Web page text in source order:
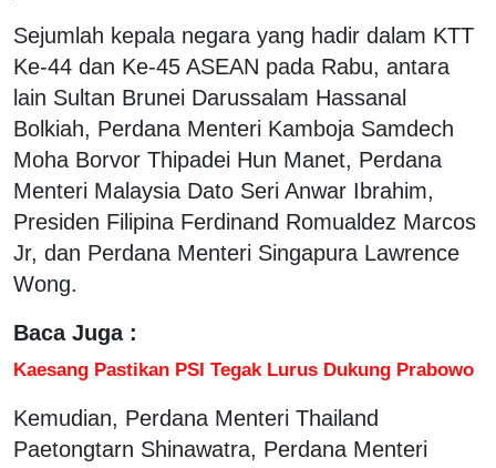
Sejumlah kepala negara yang hadir dalam KTT
Ke-44 dan Ke-45 ASEAN pada Rabu, antara
lain Sultan Brunei Darussalam Hassanal
Bolkiah, Perdana Menteri Kamboja Samdech
Moha Borvor Thipadei Hun Manet, Perdana
Menteri Malaysia Dato Seri Anwar Ibrahim,
Presiden Filipina Ferdinand Romualdez Marcos
Jr, dan Perdana Menteri Singapura Lawrence
Wong.
Baca Juga :
Kaesang Pastikan PSI Tegak Lurus Dukung Prabowo
Kemudian, Perdana Menteri Thailand
Paetongtarn Shinawatra, Perdana Menteri